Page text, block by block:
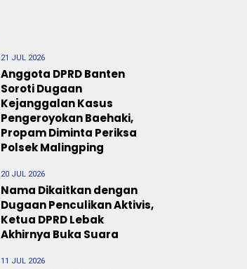
21 JUL 2026
Anggota DPRD Banten
Soroti Dugaan
Kejanggalan Kasus
Pengeroyokan Baehaki,
Propam Diminta Periksa
Polsek Malingping
20 JUL 2026
Nama Dikaitkan dengan
Dugaan Penculikan Aktivis,
Ketua DPRD Lebak
Akhirnya Buka Suara
11 JUL 2026